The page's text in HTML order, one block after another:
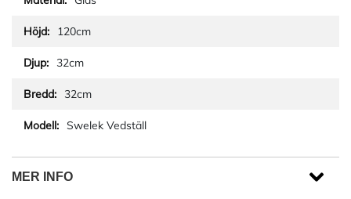
120cm
32cm
32cm
Swelek Vedställ
MER INFO